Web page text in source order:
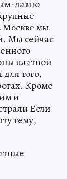
давно
Москве мы
Мы сейчас
платной
того,
Кроме
и
Если
тему,